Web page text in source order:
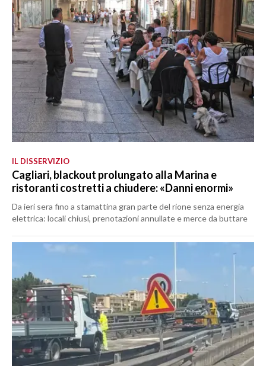
IL DISSERVIZIO
Cagliari, blackout prolungato alla Marina e
ristoranti costretti a chiudere: «Danni enormi»
Da ieri sera fino a stamattina gran parte del rione senza energia
elettrica: locali chiusi, prenotazioni annullate e merce da buttare